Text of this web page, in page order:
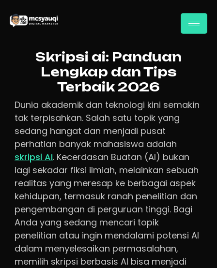
Skripsi ai: Panduan
Lengkap dan Tips
Terbaik 2026
Dunia akademik dan teknologi kini semakin
tak terpisahkan. Salah satu topik yang
sedang hangat dan menjadi pusat
perhatian banyak mahasiswa adalah
skripsi AI. Kecerdasan Buatan (AI) bukan
lagi sekadar fiksi ilmiah, melainkan sebuah
realitas yang meresap ke berbagai aspek
kehidupan, termasuk ranah penelitian dan
pengembangan di perguruan tinggi. Bagi
Anda yang sedang mencari topik
penelitian atau ingin mendalami potensi AI
dalam menyelesaikan permasalahan,
memilih skripsi berbasis AI bisa menjadi